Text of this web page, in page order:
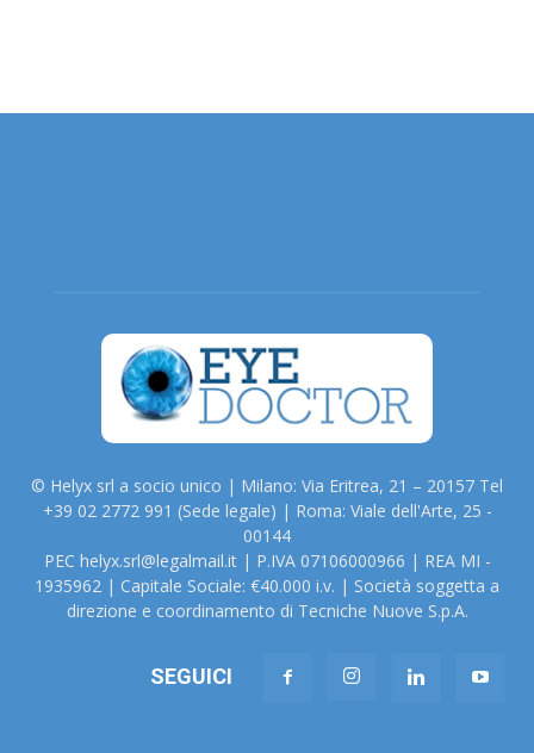
© Helyx srl a socio unico | Milano: Via Eritrea, 21 – 20157 Tel
+39 02 2772 991 (Sede legale) | Roma: Viale dell'Arte, 25 -
00144
PEC helyx.srl@legalmail.it | P.IVA 07106000966 | REA MI -
1935962 | Capitale Sociale: €40.000 i.v. | Società soggetta a
direzione e coordinamento di Tecniche Nuove S.p.A.
SEGUICI